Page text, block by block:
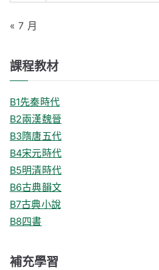
« 7 月
課程教材
B1先秦時代
B2兩漢魏晉
B3隋唐五代
B4宋元時代
B5明清時代
B6古典韻文
B7古典小說
B8四書
補充學習